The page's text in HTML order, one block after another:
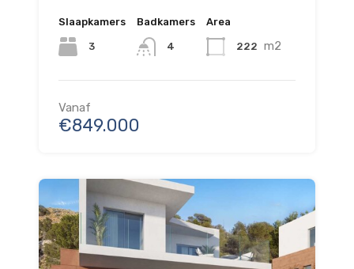
Slaapkamers
3
Badkamers
4
Area
222 m2
Vanaf
€849.000